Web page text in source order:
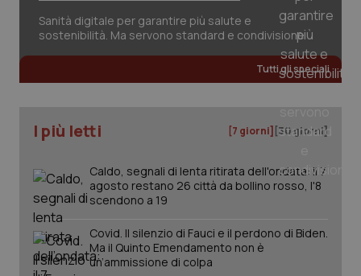
Sanità digitale per garantire più salute e
sostenibilità. Ma servono standard e condivisione
Tutti gli speciali
I più letti [7 giorni] [30 giorni]
Caldo, segnali di lenta ritirata dell'ondata: il 7
agosto restano 26 città da bollino rosso, l'8
scendono a 19
Covid. Il silenzio di Fauci e il perdono di Biden.
Ma il Quinto Emendamento non è
un’ammissione di colpa
tracking-sites-ironfish-
www.quotidianosanita.it
tracking-sites-ironfish-
session-id
www.quotidianosanita.it
_ga